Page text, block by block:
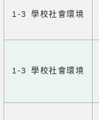
1-3 學校社會環境
1-3 學校社會環境